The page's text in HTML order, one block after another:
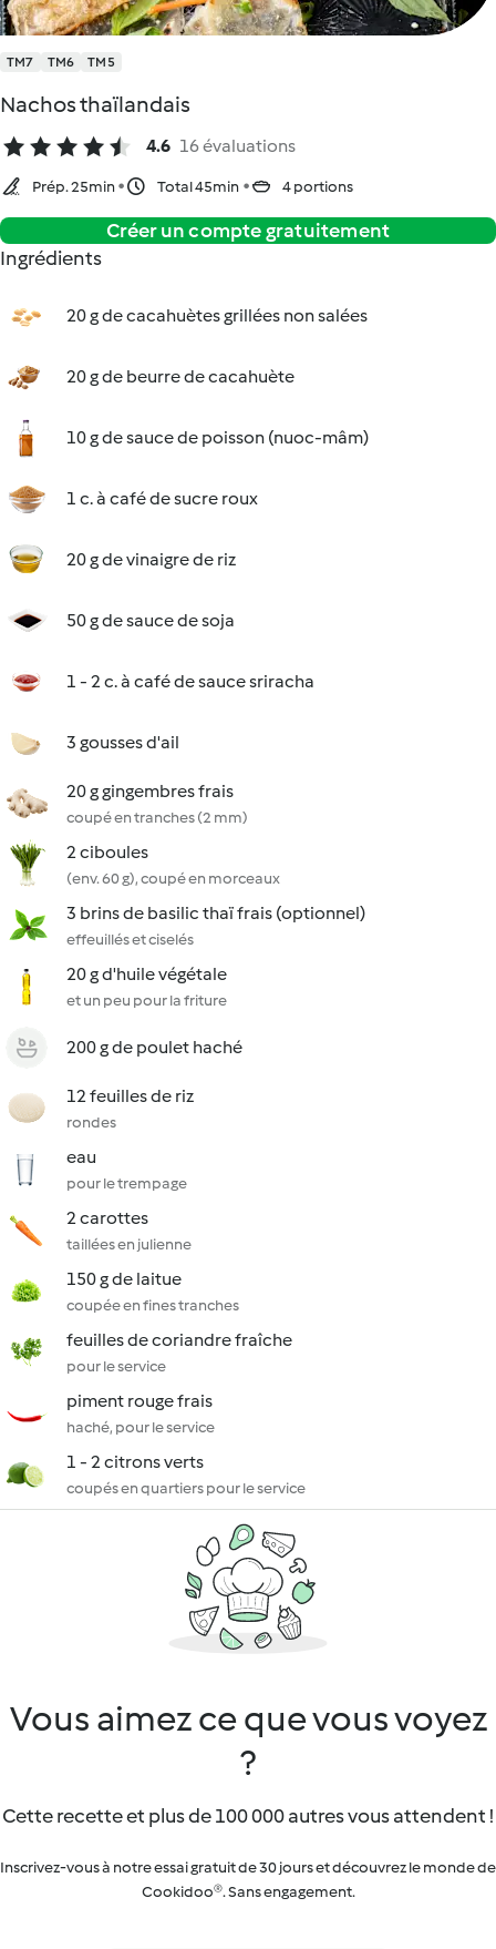
TM7 TM6 TM5
Nachos thaïlandais
4.6 16 évaluations
Prép. 25min Total 45min 4 portions
Créer un compte gratuitement
Ingrédients
20 g de cacahuètes grillées non salées
20 g de beurre de cacahuète
10 g de sauce de poisson (nuoc-mâm)
1 c. à café de sucre roux
20 g de vinaigre de riz
50 g de sauce de soja
1 - 2 c. à café de sauce sriracha
3 gousses d'ail
20 g gingembres frais
coupé en tranches (2 mm)
2 ciboules
(env. 60 g), coupé en morceaux
3 brins de basilic thaï frais (optionnel)
effeuillés et ciselés
20 g d'huile végétale
et un peu pour la friture
200 g de poulet haché
12 feuilles de riz
rondes
eau
pour le trempage
2 carottes
taillées en julienne
150 g de laitue
coupée en fines tranches
feuilles de coriandre fraîche
pour le service
piment rouge frais
haché, pour le service
1 - 2 citrons verts
coupés en quartiers pour le service
Vous aimez ce que vous voyez
?
Cette recette et plus de 100 000 autres vous attendent !
Inscrivez-vous à notre essai gratuit de 30 jours et découvrez le monde de
Cookidoo®. Sans engagement.